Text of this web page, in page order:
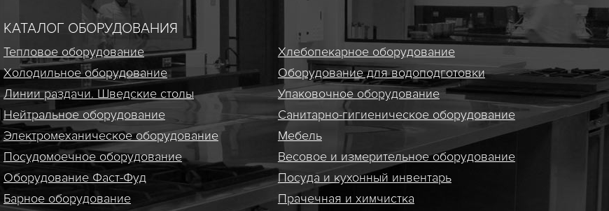
КАТАЛОГ ОБОРУДОВАНИЯ
Тепловое оборудование
Холодильное оборудование
Линии раздачи. Шведские столы
Нейтральное оборудование
Электро­механическое оборудование
Посудомоечное оборудование
Оборудование Фаст-Фуд
Барное оборудование
Хлебопекарное оборудование
Оборудование для водоподготовки
Упаковочное оборудование
Санитарно-гигиеническое оборудование
Мебель
Весовое и измерительное оборудование
Посуда и кухонный инвентарь
Прачечная и химчистка